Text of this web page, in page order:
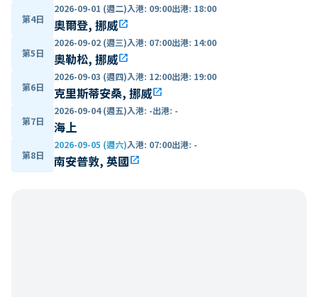
第4日
2026-09-01 (週二)入港: 09:00出港: 18:00
奧爾登, 挪威open_in_new
第5日
2026-09-02 (週三)入港: 07:00出港: 14:00
奧勒松, 挪威open_in_new
第6日
2026-09-03 (週四)入港: 12:00出港: 19:00
克里斯蒂安桑, 挪威open_in_new
第7日
2026-09-04 (週五)入港: -出港: -
海上
第8日
2026-09-05 (週六)入港: 07:00出港: -
南安普敦, 英國open_in_new